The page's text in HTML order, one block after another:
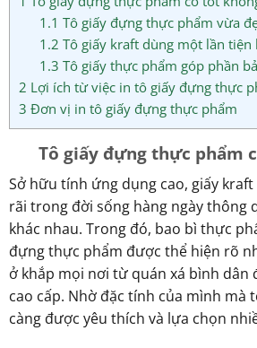
1.1 Tô giấy đựng thực phẩm vừa
1.2 Tô giấy kraft dùng một lần tiện
1.3 Tô giấy thực phẩm góp phần
2 Lợi ích từ việc in tô giấy đựng thực
3 Đơn vị in tô giấy đựng thực phẩm
Tô giấy đựng thực phẩm
Sở hữu tính ứng dụng cao, giấy
rãi trong đời sống hàng ngày thông
khác nhau. Trong đó, bao bì thực
đựng thực phẩm được thể hiện rõ
ở khắp mọi nơi từ quán xá bình dân
cao cấp. Nhờ đặc tính của mình mà
càng được yêu thích và lựa chọn